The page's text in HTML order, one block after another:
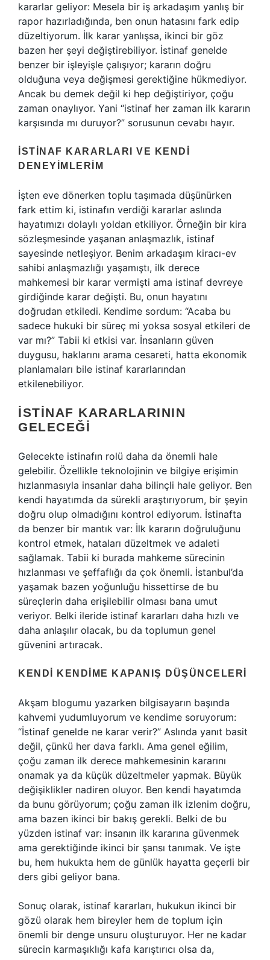
kararlar geliyor: Mesela bir iş arkadaşım yanlış bir
rapor hazırladığında, ben onun hatasını fark edip
düzeltiyorum. İlk karar yanlışsa, ikinci bir göz
bazen her şeyi değiştirebiliyor. İstinaf genelde
benzer bir işleyişle çalışıyor; kararın doğru
olduğuna veya değişmesi gerektiğine hükmediyor.
Ancak bu demek değil ki hep değiştiriyor, çoğu
zaman onaylıyor. Yani “istinaf her zaman ilk kararın
karşısında mı duruyor?” sorusunun cevabı hayır.
İSTINAF KARARLARI VE KENDI
DENEYIMLERIM
İşten eve dönerken toplu taşımada düşünürken
fark ettim ki, istinafın verdiği kararlar aslında
hayatımızı dolaylı yoldan etkiliyor. Örneğin bir kira
sözleşmesinde yaşanan anlaşmazlık, istinaf
sayesinde netleşiyor. Benim arkadaşım kiracı-ev
sahibi anlaşmazlığı yaşamıştı, ilk derece
mahkemesi bir karar vermişti ama istinaf devreye
girdiğinde karar değişti. Bu, onun hayatını
doğrudan etkiledi. Kendime sordum: “Acaba bu
sadece hukuki bir süreç mi yoksa sosyal etkileri de
var mı?” Tabii ki etkisi var. İnsanların güven
duygusu, haklarını arama cesareti, hatta ekonomik
planlamaları bile istinaf kararlarından
etkilenebiliyor.
İSTINAF KARARLARININ
GELECEĞI
Gelecekte istinafın rolü daha da önemli hale
gelebilir. Özellikle teknolojinin ve bilgiye erişimin
hızlanmasıyla insanlar daha bilinçli hale geliyor. Ben
kendi hayatımda da sürekli araştırıyorum, bir şeyin
doğru olup olmadığını kontrol ediyorum. İstinafta
da benzer bir mantık var: İlk kararın doğruluğunu
kontrol etmek, hataları düzeltmek ve adaleti
sağlamak. Tabii ki burada mahkeme sürecinin
hızlanması ve şeffaflığı da çok önemli. İstanbul’da
yaşamak bazen yoğunluğu hissettirse de bu
süreçlerin daha erişilebilir olması bana umut
veriyor. Belki ileride istinaf kararları daha hızlı ve
daha anlaşılır olacak, bu da toplumun genel
güvenini artıracak.
KENDI KENDIME KAPANIŞ DÜŞÜNCELERI
Akşam blogumu yazarken bilgisayarın başında
kahvemi yudumluyorum ve kendime soruyorum:
“İstinaf genelde ne karar verir?” Aslında yanıt basit
değil, çünkü her dava farklı. Ama genel eğilim,
çoğu zaman ilk derece mahkemesinin kararını
onamak ya da küçük düzeltmeler yapmak. Büyük
değişiklikler nadiren oluyor. Ben kendi hayatımda
da bunu görüyorum; çoğu zaman ilk izlenim doğru,
ama bazen ikinci bir bakış gerekli. Belki de bu
yüzden istinaf var: insanın ilk kararına güvenmek
ama gerektiğinde ikinci bir şansı tanımak. Ve işte
bu, hem hukukta hem de günlük hayatta geçerli bir
ders gibi geliyor bana.
Sonuç olarak, istinaf kararları, hukukun ikinci bir
gözü olarak hem bireyler hem de toplum için
önemli bir denge unsuru oluşturuyor. Her ne kadar
sürecin karmaşıklığı kafa karıştırıcı olsa da,